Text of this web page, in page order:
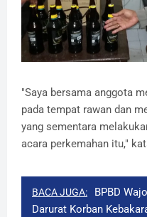
"Saya bersama anggota
pada tempat rawan dan
yang sementara
acara perkemahan itu,"
BACA JUGA:
BPBD
Darurat Korban